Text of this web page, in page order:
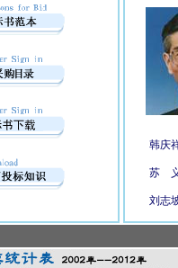
韩庆
苏
刘志